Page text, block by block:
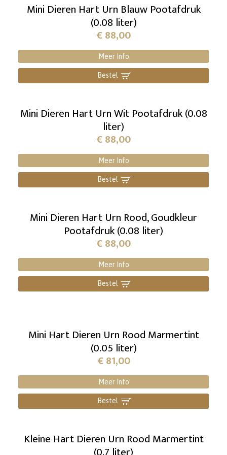
Mini Dieren Hart Urn Blauw Pootafdruk
(0.08 liter)
€88,00
Meer Info
Bestel ]
Mini Dieren Hart Urn Wit Pootafdruk (0.08
liter)
€88,00
Meer Info
Bestel ]
Mini Dieren Hart Urn Rood, Goudkleur
Pootafdruk (0.08 liter)
€88,00
Meer Info
Bestel ]
Mini Hart Dieren Urn Rood Marmertint
(0.05 liter)
€81,00
Meer Info
Bestel ]
Kleine Hart Dieren Urn Rood Marmertint